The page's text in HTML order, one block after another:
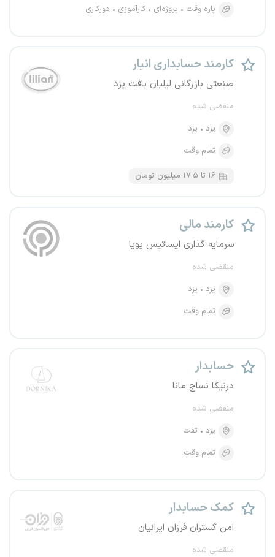
پاره وقت
پروژه‌ای کارآموزی دورکاری
کارمند حسابداری انبار
صنعتی بازرگانی لیلیان بافت یزد
منقضی شده
یزد
یزد
تمام وقت
۱۶ تا ۱۷.۵ میلیون تومان
کارمند مالی
سرمایه گذاری ایساتیس پویا
منقضی شده
یزد
یزد
تمام وقت
حسابدار
درنیکا نساج مانا
منقضی شده
یزد
تفت
تمام وقت
کمک حسابدار
امن گستران فرزان ایرانیان
منقضی شده